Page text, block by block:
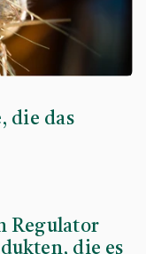
die das
Regulator
die es